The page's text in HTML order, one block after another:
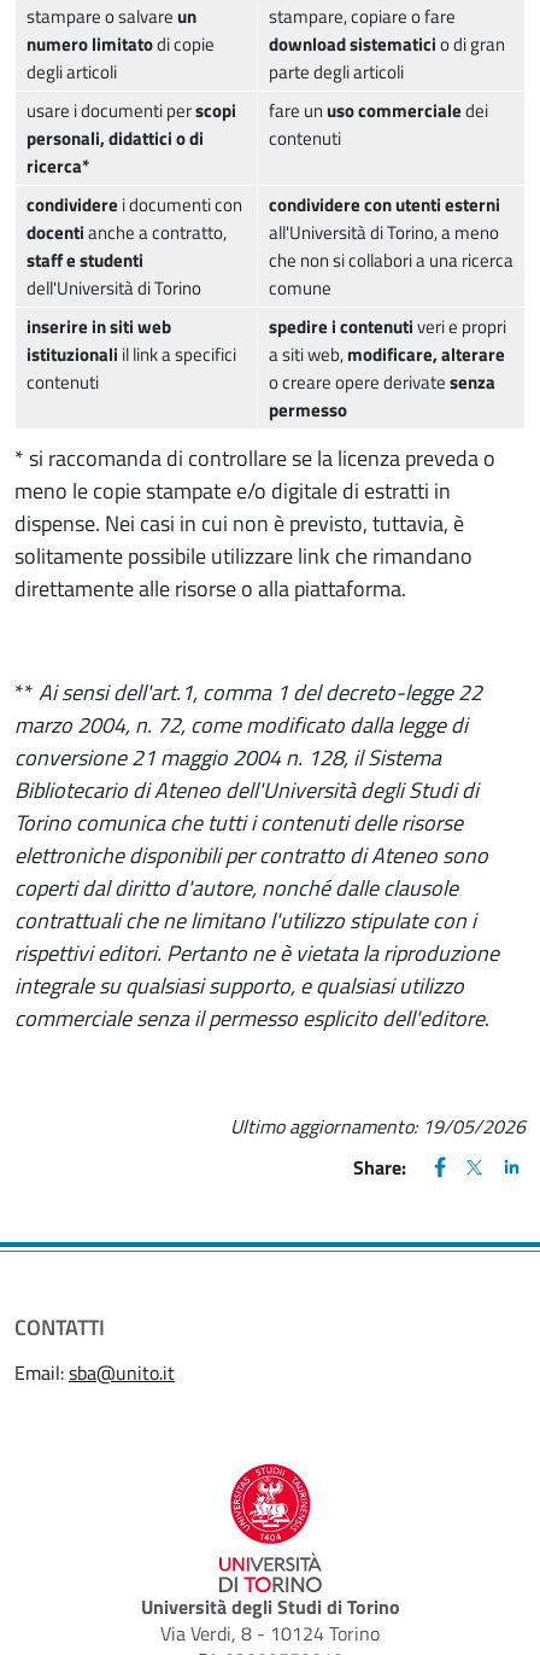
stampare o salvareun
numero limitatodi copie
degli articoli
stampare, copiare o fare
download sistematicio di gran
parte degli articoli
usare i documenti perscopi
personali, didattici o di
ricerca*
fare unuso commercialedei
contenuti
condividere i documenti con
docentianche a contratto,
staff e studenti
dell'Università di Torino
condividere con utenti esterni
all'Università di Torino, a meno
che non si collabori a una ricerca
comune
inserire in siti web
istituzionali il link a specifici
contenuti
spedire i contenutiveri e propri
a siti web,modificare, alterare
o creare opere derivatesenza
permesso
* si raccomanda di controllare se la licenza preveda o
meno le copie stampate e/o digitale di estratti in
dispense. Nei casi in cui non è previsto, tuttavia, è
solitamente possibile utilizzare link che rimandano
direttamente alle risorse o alla piattaforma.
**Ai sensi dell'art.1, comma 1 del decreto-legge 22
marzo 2004, n. 72, come modificato dalla legge di
conversione 21 maggio 2004 n. 128, il Sistema
Bibliotecario di Ateneo dell'Università degli Studi di
Torino comunica che tutti i contenuti delle risorse
elettroniche disponibili per contratto di Ateneo sono
coperti dal diritto d'autore, nonché dalle clausole
contrattuali che ne limitano l'utilizzo stipulate con i
rispettivi editori. Pertanto ne è vietata la riproduzione
integrale su qualsiasi supporto, e qualsiasi utilizzo
commerciale senza il permesso esplicito dell'editore.
Ultimo aggiornamento: 19/05/2026
Share:
FACEBOOK
(apre una
X
(apre
CONTATTI
Email:sba@unito.it
Università degli Studi di Torino
Via Verdi, 8 - 10124 Torino